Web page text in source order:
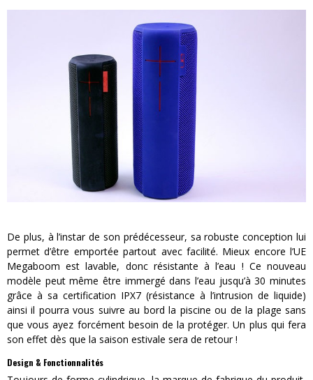
De plus, à l’instar de son prédécesseur, sa robuste conception lui
permet d’être emportée partout avec facilité. Mieux encore l’UE
Megaboom est lavable, donc résistante à l’eau ! Ce nouveau
modèle peut même être immergé dans l’eau jusqu’à 30 minutes
grâce à sa certification IPX7 (résistance à l’intrusion de liquide)
ainsi il pourra vous suivre au bord la piscine ou de la plage sans
que vous ayez forcément besoin de la protéger. Un plus qui fera
son effet dès que la saison estivale sera de retour !
Design & Fonctionnalités